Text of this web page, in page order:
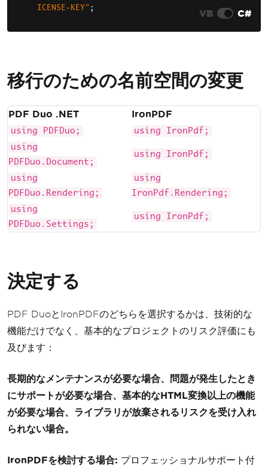
ICENSE-KEY" ; VB C#
移行のための名前空間の変更
PDF Duo .NET IronPDF
using PDFDuo;
using IronPdf;
using
PDFDuo.Document;
using IronPdf;
using
PDFDuo.Rendering;
using
IronPdf.Rendering;
using
PDFDuo.Settings;
using IronPdf;
決定する
PDF DuoとIronPDFのどちらを選択するかは、技術的な
機能だけでなく、基本的なプロジェクトのリスク評価にも
及びます：
長期的なメンテナンスが必要な場合、問題が発生したとき
にサポートが必要な場合、基本的なHTML変換以上の機能
が必要な場合、ライブラリが放棄されるリスクを受け入れ
られない場合。
IronPDFを検討する場合: プロフェッショナルサポート付